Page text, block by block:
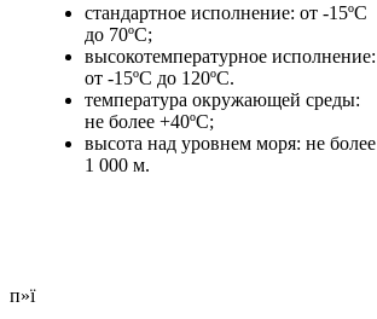
стандартное исполнение: от -15ºС
до 70ºС;
высокотемпературное исполнение:
от -15ºС до 120ºС.
температура окружающей среды:
не более +40ºС;
высота над уровнем моря: не более
1 000 м.
п»ї